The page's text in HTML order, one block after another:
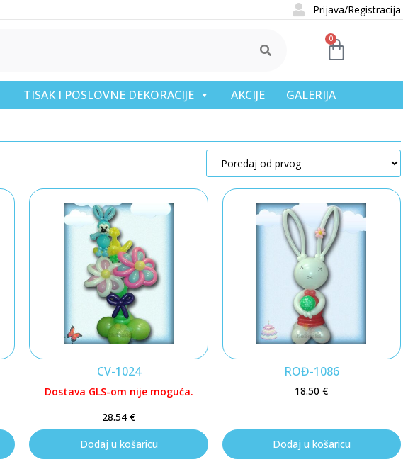
Prijava/Registracija
0
TISAK I POSLOVNE DEKORACIJE AKCIJE GALERIJA
CV-1024
Dostava GLS-om nije moguća.
28.54€
Dodaj u košaricu
ROĐ-1086
18.50€
Dodaj u košaricu